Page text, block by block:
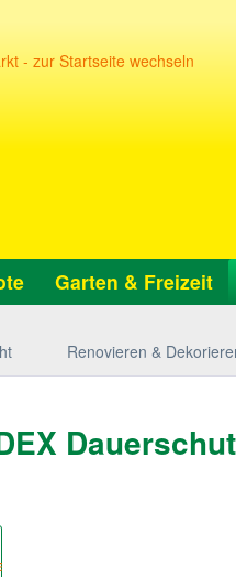
Garten & Freizeit
Renovieren &